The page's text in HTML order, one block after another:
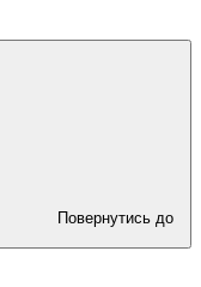
Повернутись до